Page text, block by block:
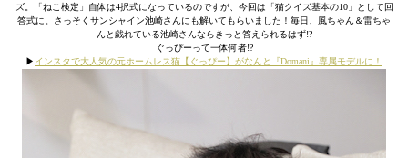
ズ。「ねこ検定」自体は4択式になっているのですが、今回は「猫クイズ基本の10」として回
答式に。さっそくサンシャイン池崎さんにも解いてもらいました！毎日、風ちゃん＆雷ちゃ
んと戯れている池崎さんならきっと答えられるはず!?
ぐっぴーって一体何者!?
▶︎ インスタで大人気の元ホームレス猫【ぐっぴー】がなんと『Domani』専属モデルに！